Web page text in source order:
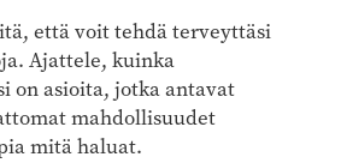
että voit tehdä terveyttäsi
Ajattele, kuinka
on asioita, jotka antavat
mahdollisuudet
mitä haluat.